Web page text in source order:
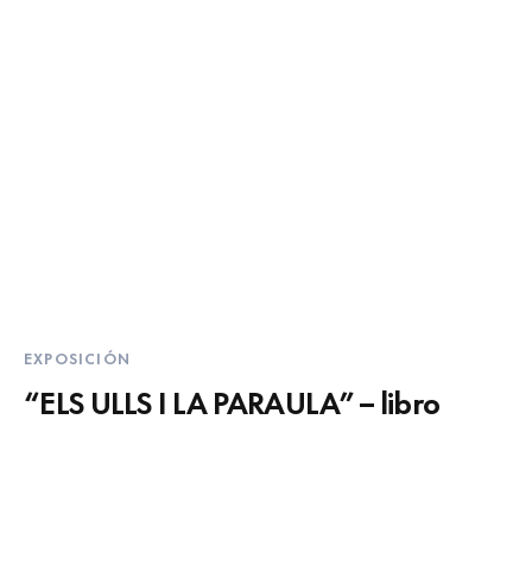
EXPOSICIÓN
“ELS ULLS I LA PARAULA” – libro